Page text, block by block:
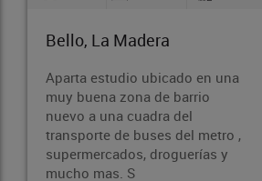
Medellín, Guayabal
Acogedor apartamento ubicado
en el sector de Cristo Rey, una
zona estratégica y de fácil
acceso. La propiedad cuenta
con 2 alcobas, 1 baño, y un
patio